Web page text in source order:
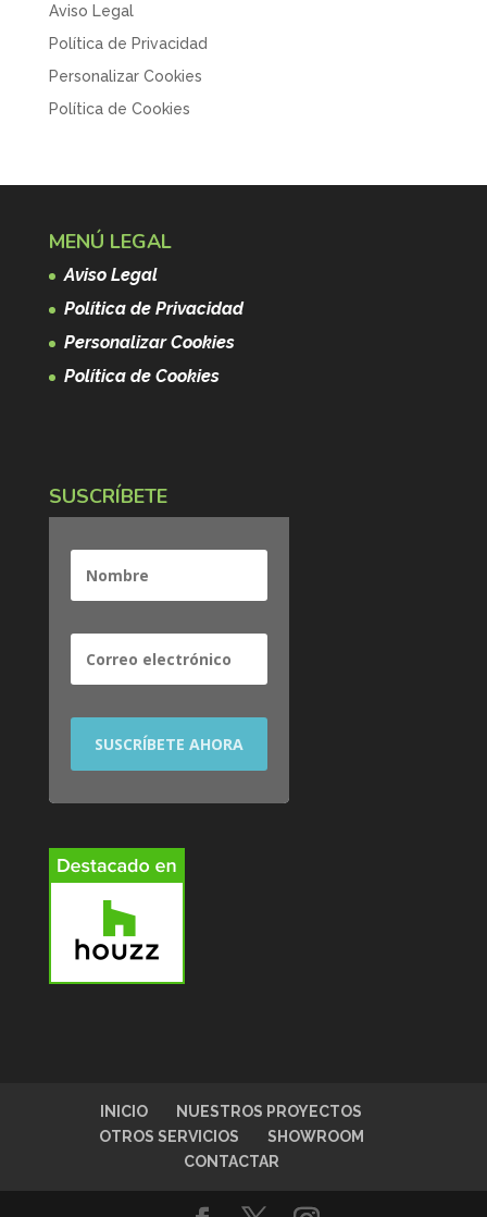
Aviso Legal
Política de Privacidad
Personalizar Cookies
Política de Cookies
MENÚ LEGAL
Aviso Legal
Política de Privacidad
Personalizar Cookies
Política de Cookies
SUSCRÍBETE
INICIO
NUESTROS PROYECTOS
OTROS SERVICIOS
SHOWROOM
CONTACTAR